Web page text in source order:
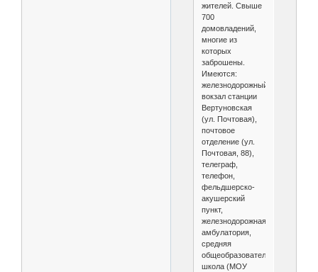
жителей. Свыше
700
домовладений,
многие из
которых
заброшены.
Имеются:
железнодорожный
вокзал станции
Вертуновская
(ул. Почтовая),
почтовое
отделение (ул.
Почтовая, 88),
телеграф,
телефон,
фельдшерско-
акушерский
пункт,
железнодорожная
амбулатория,
средняя
общеобразовательная
школа (МОУ